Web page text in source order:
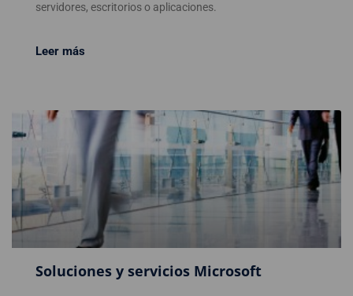
servidores, escritorios o aplicaciones.
Leer más
Soluciones y servicios Microsoft